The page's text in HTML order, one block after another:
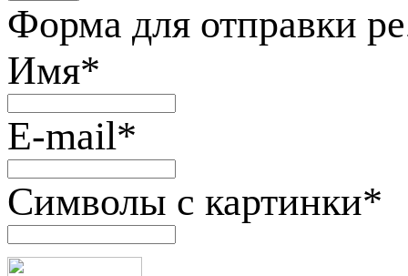
Форма для отправки
Имя*
E-mail*
Символы с картинки*